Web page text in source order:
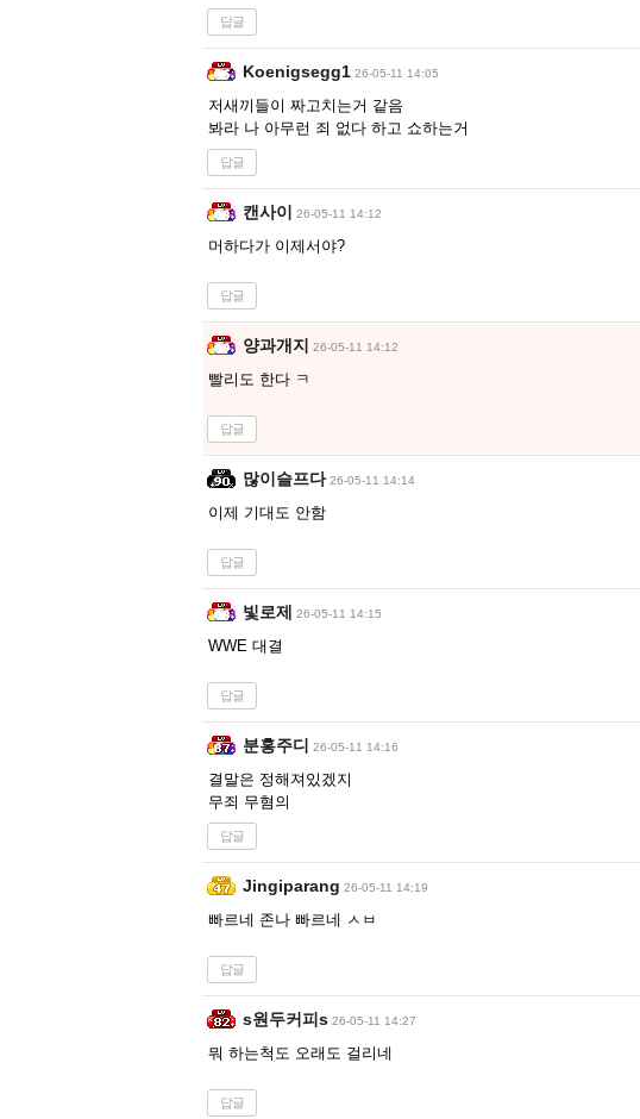
답글
Koenigsegg1 26-05-11 14:05
저새끼들이 짜고치는거 같음
봐라 나 아무런 죄 없다 하고 쇼하는거
답글
캔사이 26-05-11 14:12
머하다가 이제서야?
답글
양과개지 26-05-11 14:12
빨리도 한다 ㅋ
답글
많이슬프다 26-05-11 14:14
이제 기대도 안함
답글
빛로제 26-05-11 14:15
WWE 대결
답글
분홍주디 26-05-11 14:16
결말은 정해져있겠지
무죄 무혐의
답글
Jingiparang 26-05-11 14:19
빠르네 존나 빠르네 ㅅㅂ
답글
s원두커피s 26-05-11 14:27
뭐 하는척도 오래도 걸리네
답글